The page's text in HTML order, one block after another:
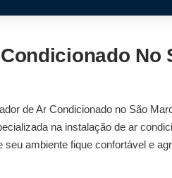
No
de Ar Condicionado no São
na instalação de ar
seu ambiente fique confortável e